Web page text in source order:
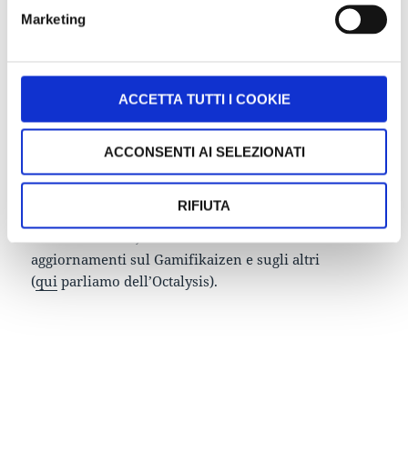
Marketing
ACCETTA TUTTI I COOKIE
ACCONSENTI AI SELEZIONATI
RIFIUTA
modello PDCA e in blu le caratteristiche essenziali
permettere un miglioramento continuo delle
esperienze gamificate.
Non sappiamo ancora se e quando i modelli teorici
realtà già consolidate funzioneranno nei business
aggiornamenti sul Gamifikaizen e sugli altri
(qui parliamo dell’Octalysis).